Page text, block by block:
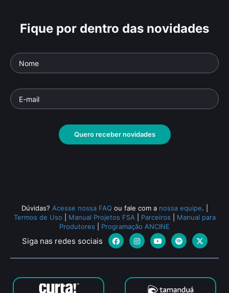
Fique por dentro das novidades
Quero receber novidades
Dúvidas? Acesse nossa FAQ ou fale com a nossa equipe.
Termos de Uso
Manual Projetos FSA Parceiros
Manual para
Produtores
Programação ANCINE
Siga nas redes sociais